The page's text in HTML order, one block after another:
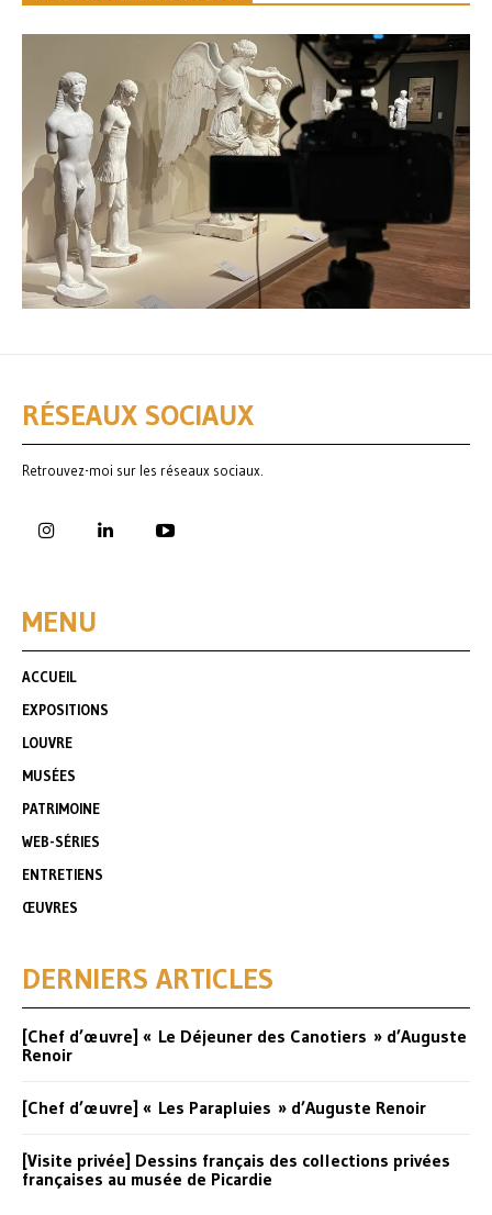
RÉSEAUX SOCIAUX
Retrouvez-moi sur les réseaux sociaux.
MENU
ACCUEIL
EXPOSITIONS
LOUVRE
MUSÉES
PATRIMOINE
WEB-SÉRIES
ENTRETIENS
ŒUVRES
DERNIERS ARTICLES
[Chef d’œuvre] « Le Déjeuner des Canotiers » d’Auguste
Renoir
[Chef d’œuvre] « Les Parapluies » d’Auguste Renoir
[Visite privée] Dessins français des collections privées
françaises au musée de Picardie